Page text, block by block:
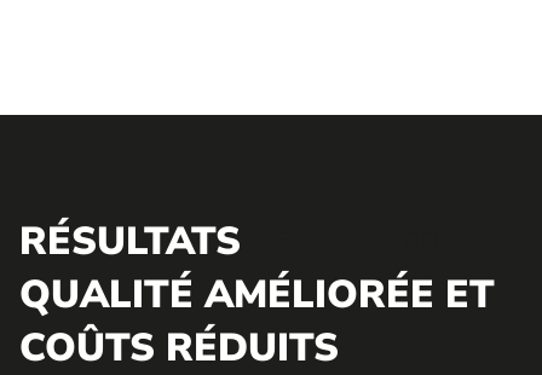
RÉSULTATS
QUALITÉ AMÉLIORÉE ET
COÛTS RÉDUITS​